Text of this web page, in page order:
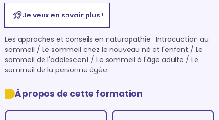
Je veux en savoir plus !
Les approches et conseils en naturopathie : Introduction au
sommeil / Le sommeil chez le nouveau né et l'enfant / Le
sommeil de l'adolescent / Le sommeil à l'âge adulte / Le
sommeil de la personne âgée.
À propos de cette formation